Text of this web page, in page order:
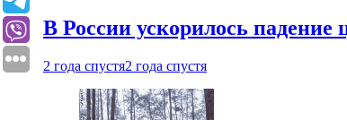
В России ускорилось падение
2 года спустя2 года спустя